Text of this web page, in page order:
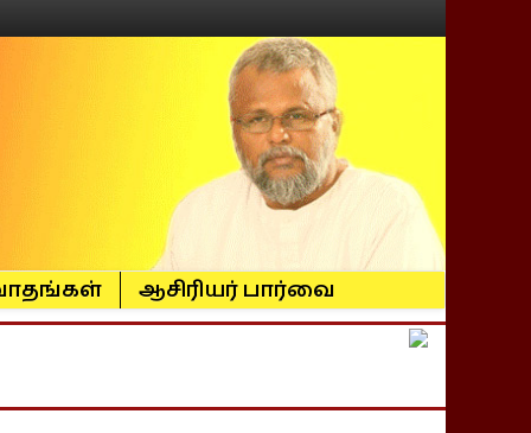
ஆசிரியர் பார்வை